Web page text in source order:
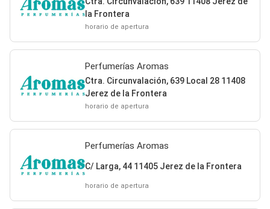
la Frontera
horario de apertura
Perfumerías Aromas
Ctra. Circunvalación, 639 Local 28 11408
Jerez de la Frontera
horario de apertura
Perfumerías Aromas
C/ Larga, 44 11405 Jerez de la Frontera
horario de apertura